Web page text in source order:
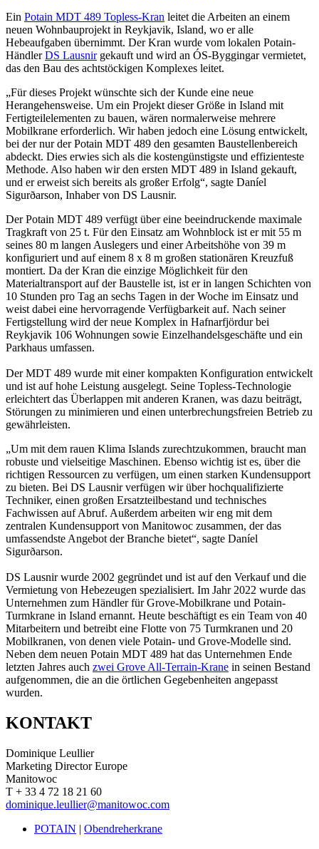
Ein Potain MDT 489 Topless-Kran leitet die Arbeiten an einem
neuen Wohnbauprojekt in Reykjavik, Island, wo er alle
Hebeaufgaben übernimmt. Der Kran wurde vom lokalen Potain-
HändlerDS Lausnirgekauft und wird an ÓS-Byggingar vermietet,
das den Bau des achtstöckigen Komplexes leitet.
„Für dieses Projekt wünschte sich der Kunde eine neue
Herangehensweise. Um ein Projekt dieser Größe in Island mit
Fertigteilelementen zu bauen, wären normalerweise mehrere
Mobilkrane erforderlich. Wir haben jedoch eine Lösung entwickelt,
bei der nur der Potain MDT 489 den gesamten Baustellenbereich
abdeckt. Dies erwies sich als die kostengünstigste und effizienteste
Methode. Also haben wir den ersten MDT 489 in Island gekauft,
und er erweist sich bereits als großer Erfolg“, sagte Daníel
Sigurðarson, Inhaber von DS Lausnir.
Der Potain MDT 489 verfügt über eine beeindruckende maximale
Tragkraft von 25 t. Für den Einsatz am Wohnblock ist er mit 55 m
seines 80 m langen Auslegers und einer Arbeitshöhe von 39 m
konfiguriert und auf einem 8 x 8 m großen stationären Kreuzfuß
montiert. Da der Kran die einzige Möglichkeit für den
Materialtransport auf der Baustelle ist, ist er in langen Schichten von
10 Stunden pro Tag an sechs Tagen in der Woche im Einsatz und
weist dabei eine hervorragende Verfügbarkeit auf. Nach seiner
Fertigstellung wird der neue Komplex in Hafnarfjördur bei
Reykjavik 106 Wohnungen sowie Einzelhandelsgeschäfte und ein
Parkhaus umfassen.
Der MDT 489 wurde mit einer kompakten Konfiguration entwickelt
und ist auf hohe Leistung ausgelegt. Seine Topless-Technologie
erleichtert das Überlappen mit anderen Kranen, was dazu beiträgt,
Störungen zu minimieren und einen unterbrechungsfreien Betrieb zu
gewährleisten.
„Um mit dem rauen Klima Islands zurechtzukommen, braucht man
robuste und vielseitige Maschinen. Ebenso wichtig ist es, über die
richtigen Ressourcen zu verfügen, um einen starken Kundensupport
zu bieten. Bei DS Lausnir verfügen wir über hochqualifizierte
Techniker, einen großen Ersatzteilbestand und technisches
Fachwissen auf Abruf. Außerdem arbeiten wir eng mit dem
zentralen Kundensupport von Manitowoc zusammen, der das
umfassendste Angebot der Branche bietet“, sagte Daníel
Sigurðarson.
DS Lausnir wurde 2002 gegründet und ist auf den Verkauf und die
Vermietung von Hebezeugen spezialisiert. Im Jahr 2022 wurde das
Unternehmen zum Händler für Grove-Mobilkrane und Potain-
Turmkrane in Island ernannt. Heute beschäftigt es ein Team von 40
Mitarbeitern und betreibt eine Flotte von 75 Turmkranen und 20
Mobilkranen, von denen viele Potain- und Grove-Modelle sind.
Neben dem neuen Potain MDT 489 hat das Unternehmen Ende
letzten Jahres auch zwei Grove All-Terrain-Krane in seinen Bestand
aufgenommen, die an die örtlichen Gegebenheiten angepasst
wurden.
KONTAKT
Dominique Leullier
Marketing Director Europe
Manitowoc
T + 33 4 72 18 21 60
dominique.leullier@manitowoc.com
POTAIN | Obendreherkrane